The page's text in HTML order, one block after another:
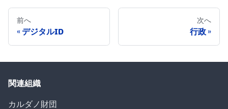
前へ
デジタルID
次へ
行政
関連組織
カルダノ財団